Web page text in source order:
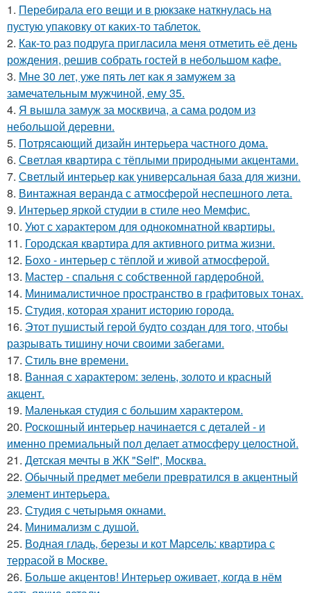
1. Перебирала его вещи и в рюкзаке наткнулась на
пустую упаковку от каких-то таблеток.
2. Как-то раз подруга пригласила меня отметить её день
рождения, решив собрать гостей в небольшом кафе.
3. Мне 30 лет, уже пять лет как я замужем за
замечательным мужчиной, ему 35.
4. Я вышла замуж за москвича, а сама родом из
небольшой деревни.
5. Потрясающий дизайн интерьера частного дома.
6. Светлая квартира с тёплыми природными акцентами.
7. Светлый интерьер как универсальная база для жизни.
8. Винтажная веранда с атмосферой неспешного лета.
9. Интерьер яркой студии в стиле нео Мемфис.
10. Уют с характером для однокомнатной квартиры.
11. Городская квартира для активного ритма жизни.
12. Бохо - интерьер с тёплой и живой атмосферой.
13. Мастер - спальня с собственной гардеробной.
14. Минималистичное пространство в графитовых тонах.
15. Студия, которая хранит историю города.
16. Этот пушистый герой будто создан для того, чтобы
разрывать тишину ночи своими забегами.
17. Стиль вне времени.
18. Ванная с характером: зелень, золото и красный
акцент.
19. Маленькая студия с большим характером.
20. Роскошный интерьер начинается с деталей - и
именно премиальный пол делает атмосферу целостной.
21. Детская мечты в ЖК "Self", Москва.
22. Обычный предмет мебели превратился в акцентный
элемент интерьера.
23. Студия с четырьмя окнами.
24. Минимализм с душой.
25. Водная гладь, березы и кот Марсель: квартира с
террасой в Москве.
26. Больше акцентов! Интерьер оживает, когда в нём